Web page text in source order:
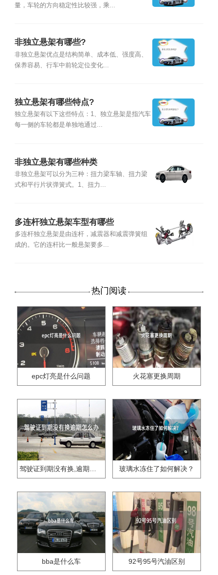
量，车轮的方向稳定性比较强，乘...
非独立悬架有哪些?
非独立悬架优点是结构简单、成本低、强度高、
保养容易、行车中前轮定位变化...
独立悬架有哪些特点?
独立悬架有以下这些特点：1、独立悬架是指汽车
每一侧的车轮都是单独地通过...
非独立悬架有哪些种类
非独立悬架可以分为三种：扭力梁车轴、扭力梁
式和平行片状弹簧式。1、扭力...
多连杆独立悬架车型有哪些
多连杆独立悬架是由连杆，减震器和减震弹簧组
成的。它的连杆比一般悬架要多...
热门阅读
epc灯亮是什么问题 火花塞更换周期
驾驶证到期没有换,逾期怎么办?? 玻璃水冻住了如何解决？
bba是什么车 92号95号汽油区别